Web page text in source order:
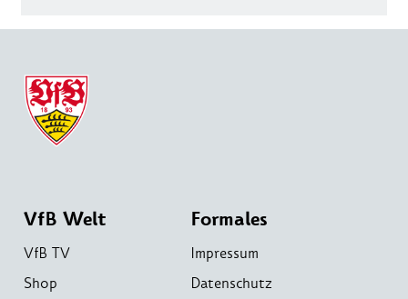
VfB Welt
VfB TV
Shop
Formales
Impressum
Datenschutz